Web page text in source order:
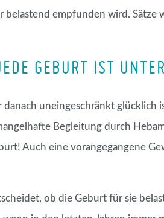
empfunden wird. Sätze
GEBURT IST
uneingeschränkt
Begleitung durch
Auch eine vorangegangene
ob die Geburt für sie